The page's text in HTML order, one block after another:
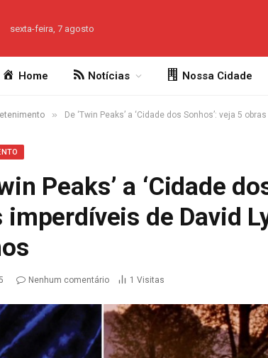
sexta-feira, 7 agosto
Home Notícias Nossa Cidade
» De ‘Twin Peaks’ a ‘Cidade dos Sonhos’: veja 5
Peaks’ a ‘Cidade
imperdíveis de David
Nenhum comentário 1 Visitas